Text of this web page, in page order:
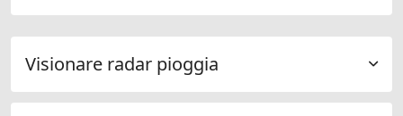
Visionare radar pioggia